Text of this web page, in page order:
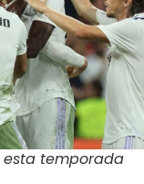
esta temporada